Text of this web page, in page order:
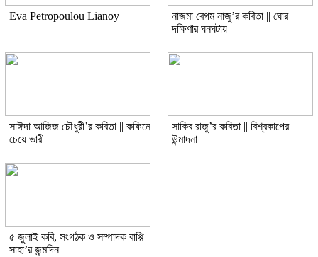
Eva Petropoulou Lianoy
নাজমা বেগম নাজু’র কবিতা || ঘোর
দক্ষিণার ঘনঘটায়
সাঈদা আজিজ চৌধুরী’র কবিতা || কফিনে
চেয়ে ভারী
সাকিব রাজু’র কবিতা || বিশ্বকাপের
উন্মাদনা
৫ জুলাই কবি, সংগঠক ও সম্পাদক বাপ্পি
সাহা’র জন্মদিন